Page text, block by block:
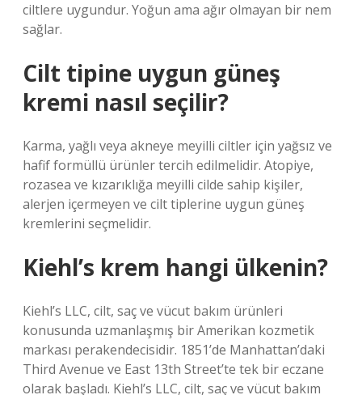
ciltlere uygundur. Yoğun ama ağır olmayan bir nem
sağlar.
Cilt tipine uygun güneş
kremi nasıl seçilir?
Karma, yağlı veya akneye meyilli ciltler için yağsız ve
hafif formüllü ürünler tercih edilmelidir. Atopiye,
rozasea ve kızarıklığa meyilli cilde sahip kişiler,
alerjen içermeyen ve cilt tiplerine uygun güneş
kremlerini seçmelidir.
Kiehl’s krem hangi ülkenin?
Kiehl’s LLC, cilt, saç ve vücut bakım ürünleri
konusunda uzmanlaşmış bir Amerikan kozmetik
markası perakendecisidir. 1851’de Manhattan’daki
Third Avenue ve East 13th Street’te tek bir eczane
olarak başladı. Kiehl’s LLC, cilt, saç ve vücut bakım